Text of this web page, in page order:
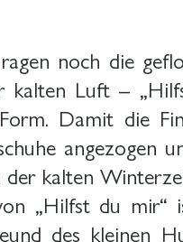
noch die
kalten Luft –
Damit die
angezogen
der kalten
„Hilfst du mir“
des kleinen